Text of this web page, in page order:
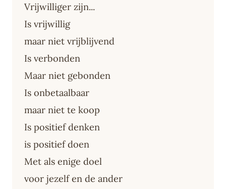
Vrijwilliger zijn...
Is vrijwillig
maar niet vrijblijvend
Is verbonden
Maar niet gebonden
Is onbetaalbaar
maar niet te koop
Is positief denken
is positief doen
Met als enige doel
voor jezelf en de ander